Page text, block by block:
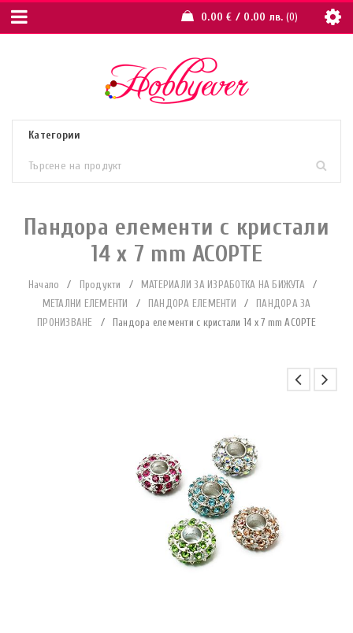
0.00€ / 0.00 лв. 0
Пандора елементи с кристали
14 x 7 mm АСОРТЕ
Начало / Продукти / МАТЕРИАЛИ ЗА ИЗРАБОТКА НА БИЖУТА
/
МЕТАЛНИ ЕЛЕМЕНТИ
/ ПАНДОРА ЕЛЕМЕНТИ /
ПАНДОРА ЗА
ПРОНИЗВАНЕ
/ Пандора елементи с кристали 14 x 7 mm АСОРТЕ